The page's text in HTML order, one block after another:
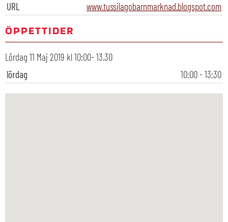
URL
www.tussilagobarnmarknad.blogspot.com
ÖPPETTIDER
Lördag 11 Maj 2019 kl 10:00- 13.30
lördag
10:00 - 13:30